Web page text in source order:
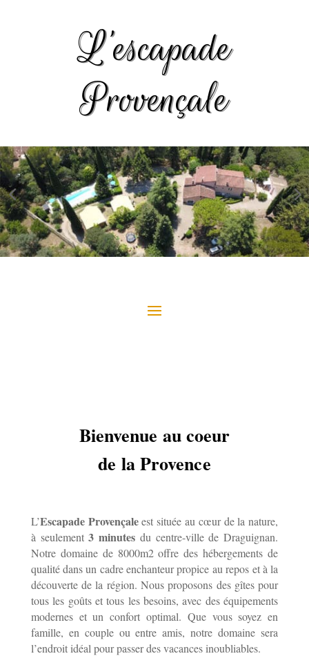
L’escapade
Provençale
Bienvenue au coeur
de la Provence
L’Escapade Provençaleest située au cœur de la nature,
à seulement3 minutes du centre-ville de Draguignan.
Notre domaine de 8000m2 offre des hébergements de
qualité dans un cadre enchanteur propice au repos et à la
découverte de la région. Nous proposons des gîtes pour
tous les goûts et tous les besoins, avec des équipements
modernes et un confort optimal. Que vous soyez en
famille, en couple ou entre amis, notre domaine sera
l’endroit idéal pour passer des vacances inoubliables.